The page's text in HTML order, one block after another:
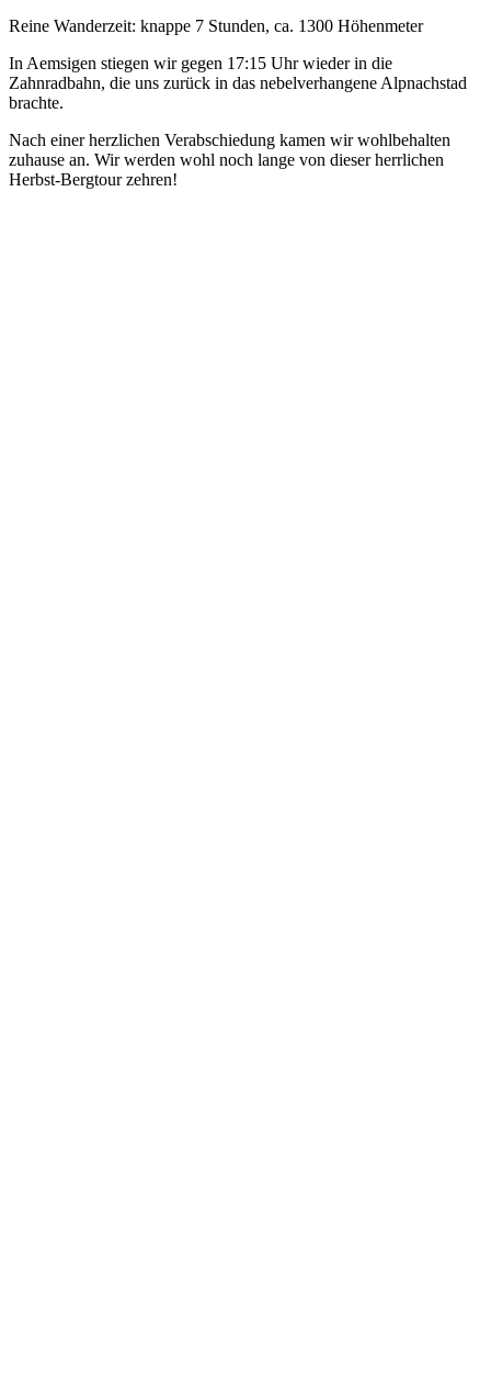
Reine Wanderzeit: knappe 7 Stunden, ca. 1300 Höhenmeter
In Aemsigen stiegen wir gegen 17:15 Uhr wieder in die
Zahnradbahn, die uns zurück in das nebelverhangene Alpnachstad
brachte.
Nach einer herzlichen Verabschiedung kamen wir wohlbehalten
zuhause an. Wir werden wohl noch lange von dieser herrlichen
Herbst-Bergtour zehren!